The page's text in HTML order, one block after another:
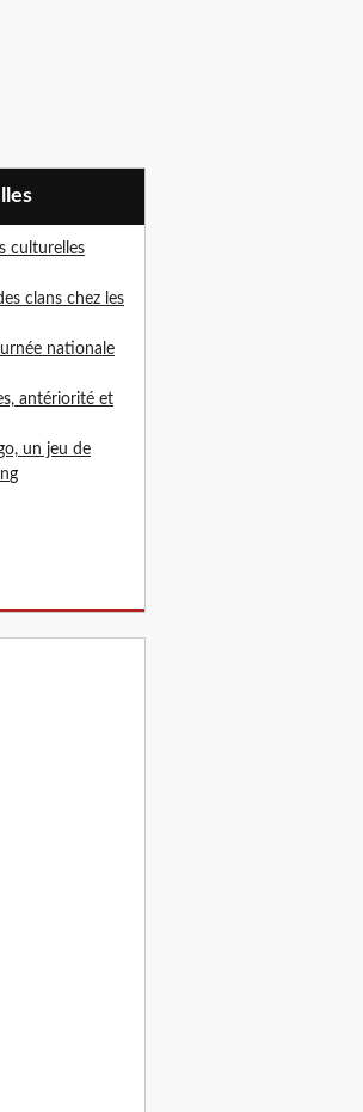
culturelles
clans chez les
nationale
antériorité et
un jeu de
g